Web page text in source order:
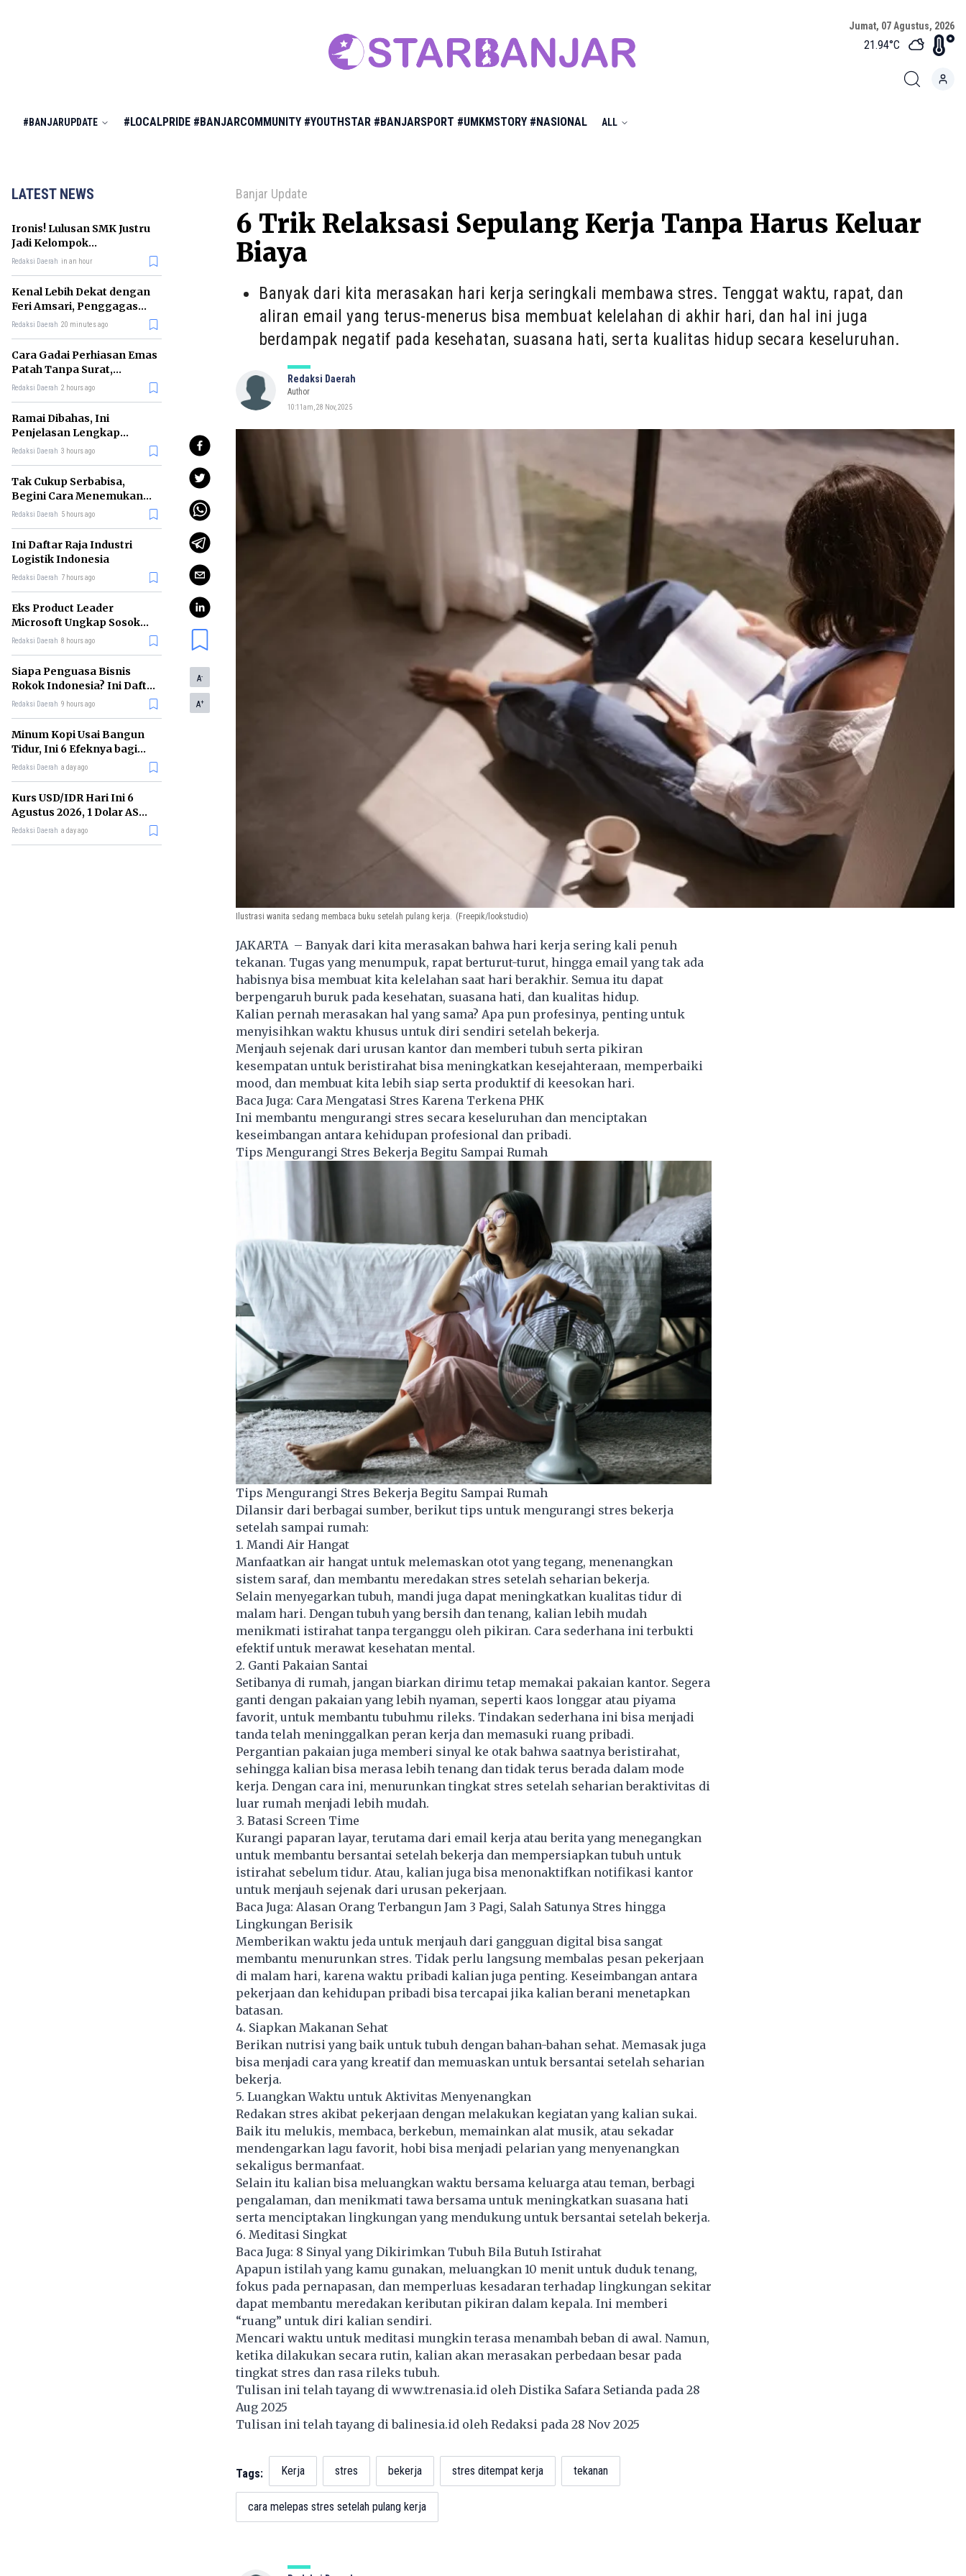
Jumat, 07 Agustus, 2026
21.94°C
#BANJARUPDATE #LOCALPRIDE #BANJARCOMMUNITY #YOUTHSTAR #BANJARSPORT #UMKMSTORY #NASIONAL ALL
LATEST NEWS
Ironis! Lulusan SMK Justru
Jadi Kelompok
Pengangguran Terbanyak
Redaksi Daerah in an hour
Kenal Lebih Dekat dengan
Feri Amsari, Penggagas
Kabinet Bayangan
Redaksi Daerah 20 minutes ago
Cara Gadai Perhiasan Emas
Patah Tanpa Surat,
Ternyata Tetap Bisa!
Redaksi Daerah 2 hours ago
Ramai Dibahas, Ini
Penjelasan Lengkap
tentang Konsep Kabinet
Redaksi Daerah 3 hours ago
Tak Cukup Serbabisa,
Begini Cara Menemukan
'Spike' agar CV Dilirik HR
Redaksi Daerah 5 hours ago
Ini Daftar Raja Industri
Logistik Indonesia
Redaksi Daerah 7 hours ago
Eks Product Leader
Microsoft Ungkap Sosok
yang Paling Cocok
Redaksi Daerah 8 hours ago
Siapa Penguasa Bisnis
Rokok Indonesia? Ini Daftar
Perusahaan Terbesarnya
Redaksi Daerah 9 hours ago
Minum Kopi Usai Bangun
Tidur, Ini 6 Efeknya bagi
Kesehatan Tubuh
Redaksi Daerah a day ago
Kurs USD/IDR Hari Ini 6
Agustus 2026, 1 Dolar AS
Kini Berapa Rupiah?
Redaksi Daerah a day ago
Banjar Update
6 Trik Relaksasi Sepulang Kerja Tanpa Harus Keluar
Biaya
Banyak dari kita merasakan hari kerja seringkali membawa stres. Tenggat waktu, rapat, dan
aliran email yang terus-menerus bisa membuat kelelahan di akhir hari, dan hal ini juga
berdampak negatif pada kesehatan, suasana hati, serta kualitas hidup secara keseluruhan.
Redaksi Daerah
Author
10:11am, 28 Nov, 2025
A-
A+
Ilustrasi wanita sedang membaca buku setelah pulang kerja. (Freepik/lookstudio)
JAKARTA – Banyak dari kita merasakan bahwa hari kerja sering kali penuh
tekanan. Tugas yang menumpuk, rapat berturut-turut, hingga email yang tak ada
habisnya bisa membuat kita kelelahan saat hari berakhir. Semua itu dapat
berpengaruh buruk pada kesehatan, suasana hati, dan kualitas hidup.
Kalian pernah merasakan hal yang sama? Apa pun profesinya, penting untuk
menyisihkan waktu khusus untuk diri sendiri setelah bekerja.
Menjauh sejenak dari urusan kantor dan memberi tubuh serta pikiran
kesempatan untuk beristirahat bisa meningkatkan kesejahteraan, memperbaiki
mood, dan membuat kita lebih siap serta produktif di keesokan hari.
Baca Juga: Cara Mengatasi Stres Karena Terkena PHK
Ini membantu mengurangi stres secara keseluruhan dan menciptakan
keseimbangan antara kehidupan profesional dan pribadi.
Tips Mengurangi Stres Bekerja Begitu Sampai Rumah
Tips Mengurangi Stres Bekerja Begitu Sampai Rumah
Dilansir dari berbagai sumber, berikut tips untuk mengurangi stres bekerja
setelah sampai rumah:
1. Mandi Air Hangat
Manfaatkan air hangat untuk melemaskan otot yang tegang, menenangkan
sistem saraf, dan membantu meredakan stres setelah seharian bekerja.
Selain menyegarkan tubuh, mandi juga dapat meningkatkan kualitas tidur di
malam hari. Dengan tubuh yang bersih dan tenang, kalian lebih mudah
menikmati istirahat tanpa terganggu oleh pikiran. Cara sederhana ini terbukti
efektif untuk merawat kesehatan mental.
2. Ganti Pakaian Santai
Setibanya di rumah, jangan biarkan dirimu tetap memakai pakaian kantor. Segera
ganti dengan pakaian yang lebih nyaman, seperti kaos longgar atau piyama
favorit, untuk membantu tubuhmu rileks. Tindakan sederhana ini bisa menjadi
tanda telah meninggalkan peran kerja dan memasuki ruang pribadi.
Pergantian pakaian juga memberi sinyal ke otak bahwa saatnya beristirahat,
sehingga kalian bisa merasa lebih tenang dan tidak terus berada dalam mode
kerja. Dengan cara ini, menurunkan tingkat stres setelah seharian beraktivitas di
luar rumah menjadi lebih mudah.
3. Batasi Screen Time
Kurangi paparan layar, terutama dari email kerja atau berita yang menegangkan
untuk membantu bersantai setelah bekerja dan mempersiapkan tubuh untuk
istirahat sebelum tidur. Atau, kalian juga bisa menonaktifkan notifikasi kantor
untuk menjauh sejenak dari urusan pekerjaan.
Baca Juga: Alasan Orang Terbangun Jam 3 Pagi, Salah Satunya Stres hingga
Lingkungan Berisik
Memberikan waktu jeda untuk menjauh dari gangguan digital bisa sangat
membantu menurunkan stres. Tidak perlu langsung membalas pesan pekerjaan
di malam hari, karena waktu pribadi kalian juga penting. Keseimbangan antara
pekerjaan dan kehidupan pribadi bisa tercapai jika kalian berani menetapkan
batasan.
4. Siapkan Makanan Sehat
Berikan nutrisi yang baik untuk tubuh dengan bahan-bahan sehat. Memasak juga
bisa menjadi cara yang kreatif dan memuaskan untuk bersantai setelah seharian
bekerja.
5. Luangkan Waktu untuk Aktivitas Menyenangkan
Redakan stres akibat pekerjaan dengan melakukan kegiatan yang kalian sukai.
Baik itu melukis, membaca, berkebun, memainkan alat musik, atau sekadar
mendengarkan lagu favorit, hobi bisa menjadi pelarian yang menyenangkan
sekaligus bermanfaat.
Selain itu kalian bisa meluangkan waktu bersama keluarga atau teman, berbagi
pengalaman, dan menikmati tawa bersama untuk meningkatkan suasana hati
serta menciptakan lingkungan yang mendukung untuk bersantai setelah bekerja.
6. Meditasi Singkat
Baca Juga: 8 Sinyal yang Dikirimkan Tubuh Bila Butuh Istirahat
Apapun istilah yang kamu gunakan, meluangkan 10 menit untuk duduk tenang,
fokus pada pernapasan, dan memperluas kesadaran terhadap lingkungan sekitar
dapat membantu meredakan keributan pikiran dalam kepala. Ini memberi
“ruang” untuk diri kalian sendiri.
Mencari waktu untuk meditasi mungkin terasa menambah beban di awal. Namun,
ketika dilakukan secara rutin, kalian akan merasakan perbedaan besar pada
tingkat stres dan rasa rileks tubuh.
Tulisan ini telah tayang di www.trenasia.id oleh Distika Safara Setianda pada 28
Aug 2025
Tulisan ini telah tayang dibalinesia.id oleh Redaksi pada 28 Nov 2025
Tags: Kerja stres bekerja stres ditempat kerja tekanan
cara melepas stres setelah pulang kerja